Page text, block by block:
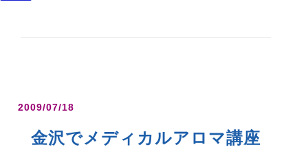
2009/07/18
金沢でメディカルアロマ講座